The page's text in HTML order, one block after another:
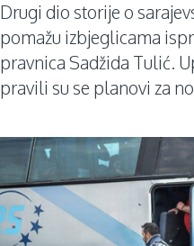
Kolumne
Lične priče
Saradnja sa medijima
Drugi dio storije o
pomažu izbjeglicama
pravnica Sadžida Tulić.
pravili su se planovi za